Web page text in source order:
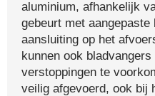
aluminium, afhankelijk
gebeurt met
aansluiting op het
kunnen ook
verstoppingen te
veilig afgevoerd, ook bij